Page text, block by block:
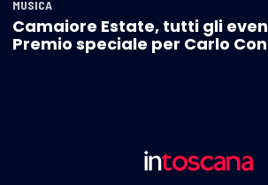
MUSICA
Camaiore Estate, tutti gli
Premio speciale per Carlo